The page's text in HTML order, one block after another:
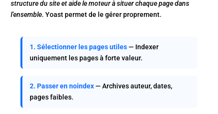
structure du site et aide le moteur à situer chaque page dans
l’ensemble. Yoast permet de le gérer proprement.
1. Sélectionner les pages utiles— Indexer
uniquement les pages à forte valeur.
2. Passer en noindex— Archives auteur, dates,
pages faibles.